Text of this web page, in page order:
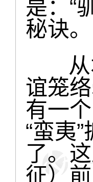
是：“
秘诀。
从本
谊笼
有一
“蛮夷
了。
征）